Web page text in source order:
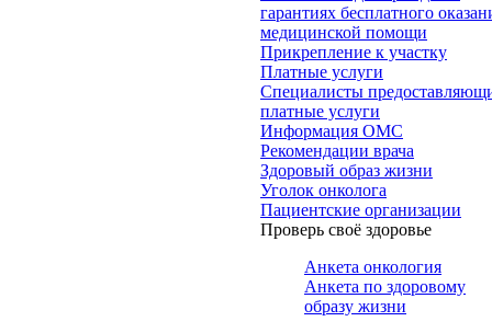
гарантиях бесплатного
медицинской помощи
Прикрепление к участку
Платные услуги
Специалисты
платные услуги
Информация ОМС
Рекомендации врача
Здоровый образ жизни
Уголок онколога
Пациентские организации
Проверь своё здоровье
Анкета онкология
Анкета по здоровому
образу жизни